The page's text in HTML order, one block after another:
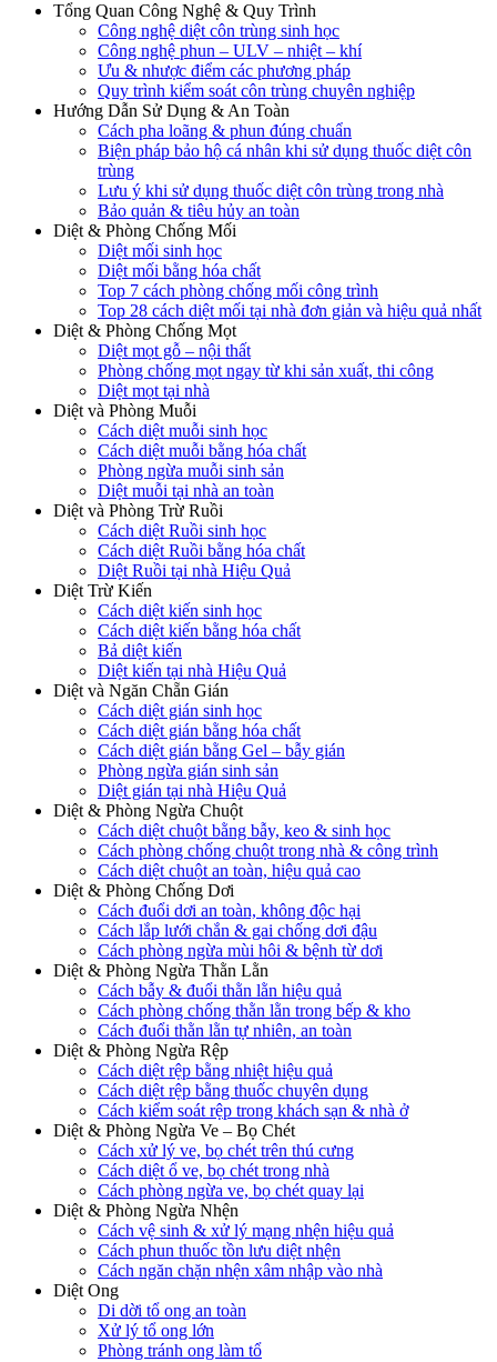
Tổng Quan Công Nghệ & Quy Trình
Công nghệ diệt côn trùng sinh học
Công nghệ phun – ULV – nhiệt – khí
Ưu & nhược điểm các phương pháp
Quy trình kiểm soát côn trùng chuyên nghiệp
Hướng Dẫn Sử Dụng & An Toàn
Cách pha loãng & phun đúng chuẩn
Biện pháp bảo hộ cá nhân khi sử dụng thuốc diệt côn
trùng
Lưu ý khi sử dụng thuốc diệt côn trùng trong nhà
Bảo quản & tiêu hủy an toàn
Diệt & Phòng Chống Mối
Diệt mối sinh học
Diệt mối bằng hóa chất
Top 7 cách phòng chống mối công trình
Top 28 cách diệt mối tại nhà đơn giản và hiệu quả nhất
Diệt & Phòng Chống Mọt
Diệt mọt gỗ – nội thất
Phòng chống mọt ngay từ khi sản xuất, thi công
Diệt mọt tại nhà
Diệt và Phòng Muỗi
Cách diệt muỗi sinh học
Cách diệt muỗi bằng hóa chất
Phòng ngừa muỗi sinh sản
Diệt muỗi tại nhà an toàn
Diệt và Phòng Trừ Ruồi
Cách diệt Ruồi sinh học
Cách diệt Ruồi bằng hóa chất
Diệt Ruồi tại nhà Hiệu Quả
Diệt Trừ Kiến
Cách diệt kiến sinh học
Cách diệt kiến bằng hóa chất
Bả diệt kiến
Diệt kiến tại nhà Hiệu Quả
Diệt và Ngăn Chẵn Gián
Cách diệt gián sinh học
Cách diệt gián bằng hóa chất
Cách diệt gián bằng Gel – bẫy gián
Phòng ngừa gián sinh sản
Diệt gián tại nhà Hiệu Quả
Diệt & Phòng Ngừa Chuột
Cách diệt chuột bằng bẫy, keo & sinh học
Cách phòng chống chuột trong nhà & công trình
Cách diệt chuột an toàn, hiệu quả cao
Diệt & Phòng Chống Dơi
Cách đuổi dơi an toàn, không độc hại
Cách lắp lưới chắn & gai chống dơi đậu
Cách phòng ngừa mùi hôi & bệnh từ dơi
Diệt & Phòng Ngừa Thằn Lằn
Cách bẫy & đuổi thằn lằn hiệu quả
Cách phòng chống thằn lằn trong bếp & kho
Cách đuổi thằn lằn tự nhiên, an toàn
Diệt & Phòng Ngừa Rệp
Cách diệt rệp bằng nhiệt hiệu quả
Cách diệt rệp bằng thuốc chuyên dụng
Cách kiểm soát rệp trong khách sạn & nhà ở
Diệt & Phòng Ngừa Ve – Bọ Chét
Cách xử lý ve, bọ chét trên thú cưng
Cách diệt ổ ve, bọ chét trong nhà
Cách phòng ngừa ve, bọ chét quay lại
Diệt & Phòng Ngừa Nhện
Cách vệ sinh & xử lý mạng nhện hiệu quả
Cách phun thuốc tồn lưu diệt nhện
Cách ngăn chặn nhện xâm nhập vào nhà
Diệt Ong
Di dời tổ ong an toàn
Xử lý tổ ong lớn
Phòng tránh ong làm tổ